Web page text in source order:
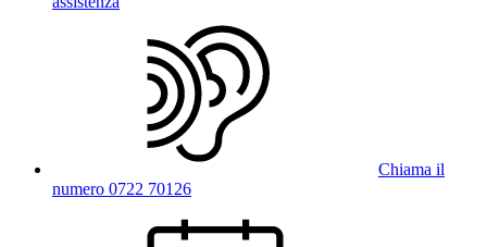
Chiama il
numero 0722 70126